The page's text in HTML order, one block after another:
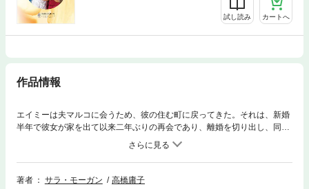
試し読み カートへ
作品情報
エイミーは夫マルコに会うため、彼の住む町に戻ってきた。それは、新婚
半年で彼女が家を出て以来二年ぶりの再会であり、離婚を切り出し、同意
してもらうための再会でもあった。滞在は短ければ短いほどいい――鋭い
マルコのことだから、長く一緒にいたら、嘘がばれてしまうだろう。エイ
ミーは彼の同意を得たら、すぐに立ち去るつもりだった。ところがマルコ
は離婚を受け入れず、彼女を帰すまいとした。どんな女性をも虜にしてき
著者 サラ・モーガン
高橋庸子